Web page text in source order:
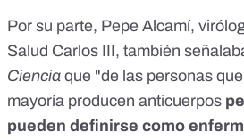
Por su parte, Pepe Alcamí,
Salud Carlos III, también
Ciencia que "de las personas
mayoría producen anticuerpos
pueden definirse como